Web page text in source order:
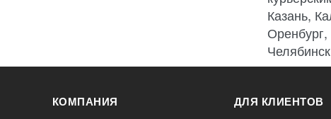
Казань,
КОМПАНИЯ ДЛЯ КЛИЕНТОВ